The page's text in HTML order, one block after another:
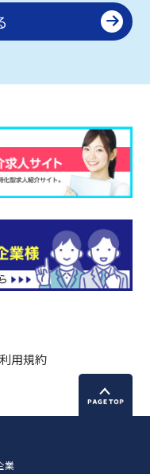
利用規約
業